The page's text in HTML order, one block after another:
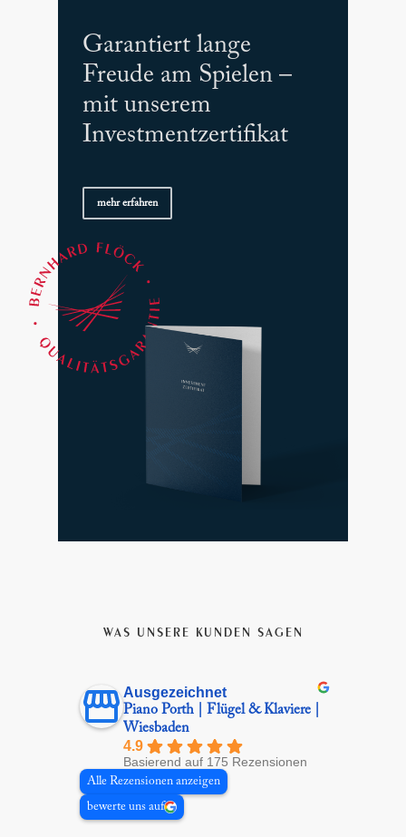
Garantiert lange
Freude am Spielen –
mit unserem
Investmentzertifikat
mehr erfahren
WAS UNSERE KUNDEN SAGEN
Ausgezeichnet
Piano Porth | Flügel & Klaviere |
Wiesbaden
4.9
Basierend auf 175 Rezensionen
Alle Rezensionen anzeigen
bewerte uns auf